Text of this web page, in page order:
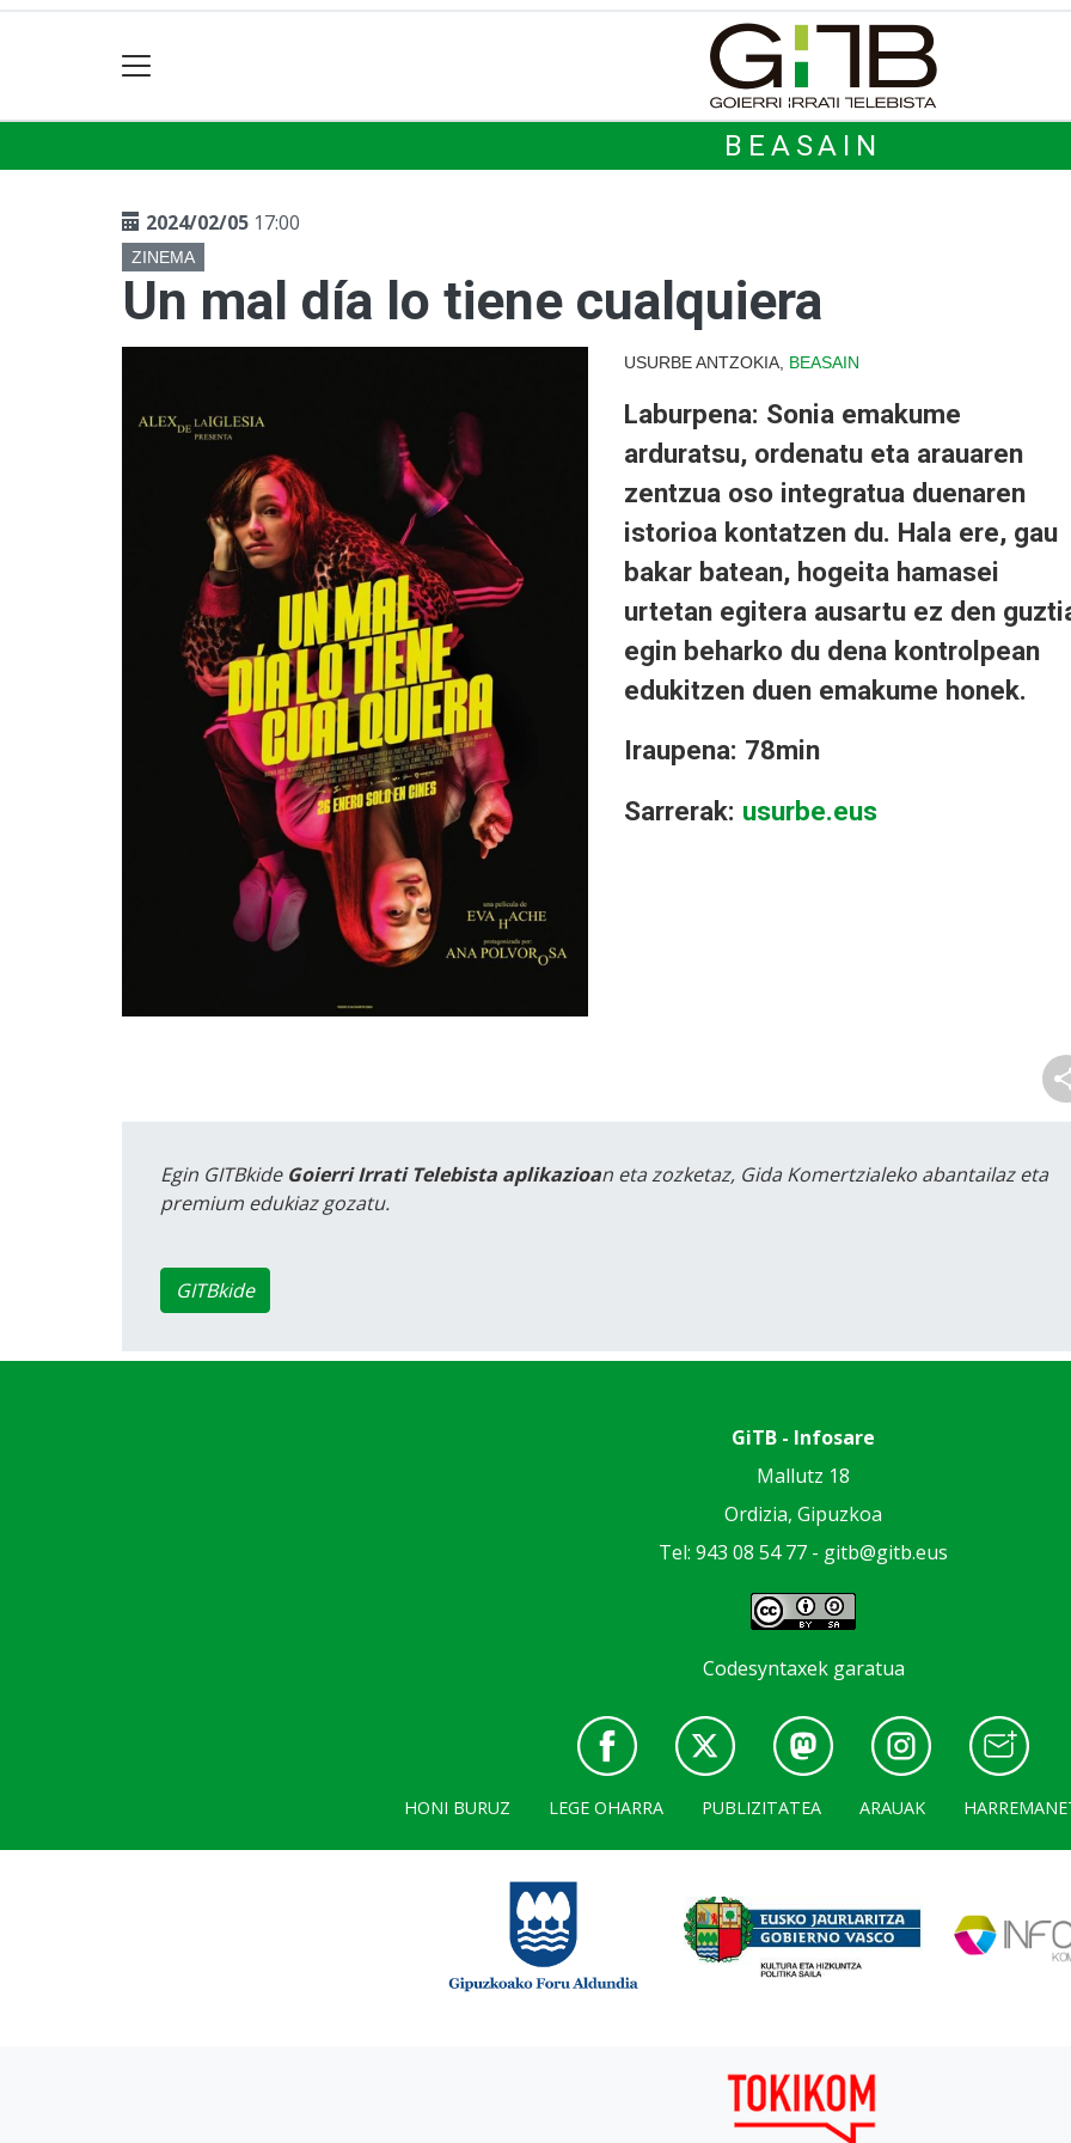
BEASAIN
2024/02/05 17:00
ZINEMA
Un mal día lo tiene cualquiera
USURBE ANTZOKIA, BEASAIN
Laburpena: Sonia emakume
arduratsu, ordenatu eta arauaren
zentzua oso integratua duenaren
istorioa kontatzen du. Hala ere, gau
bakar batean, hogeita hamasei
urtetan egitera ausartu ez den
egin beharko du dena kontrolpean
edukitzen duen emakume honek.
Iraupena: 78min
Sarrerak: usurbe.eus
Egin GITBkide Goierri Irrati Telebista aplikazioan eta zozketaz, Gida Komertzialeko abantailaz eta
premium edukiaz gozatu.
GITBkide
GiTB - Infosare
Mallutz 18
Ordizia, Gipuzkoa
Tel: 943 08 54 77 - gitb@gitb.eus
Codesyntaxek garatua
HONI BURUZ LEGE OHARRA PUBLIZITATEA ARAUAK